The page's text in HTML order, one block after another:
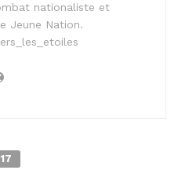
nationaliste et
Jeune Nation.
17